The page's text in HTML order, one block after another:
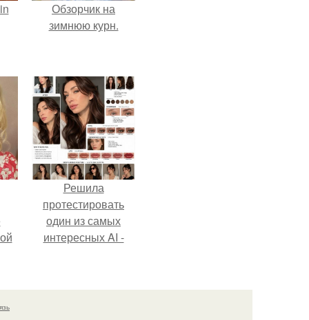
Обзорчик на
зимнюю курн.
Решила
протестировать
один из самых
интересных AI -